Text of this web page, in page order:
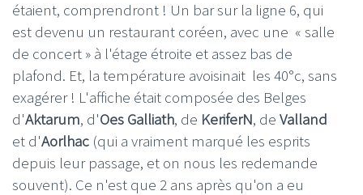
étaient, comprendront ! Un bar sur la ligne 6, qui
est devenu un restaurant coréen, avec une « salle
de concert » à l'étage étroite et assez bas de
plafond. Et, la température avoisinait les 40°c, sans
exagérer ! L'affiche était composée des Belges
d'Aktarum, d'Oes Galliath, de KeriferN, de Valland
et d'Aorlhac (qui a vraiment marqué les esprits
depuis leur passage, et on nous les redemande
souvent). Ce n'est que 2 ans après qu'on a eu